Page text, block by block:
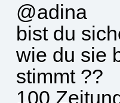
@adina
bist du
wie du sie
stimmt ??
100